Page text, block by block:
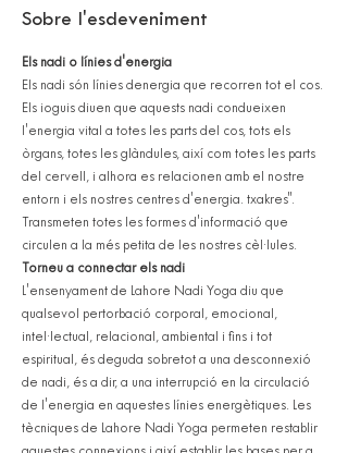
Sobre l'esdeveniment
Els nadi o línies d'energia
Els nadi són línies denergia que recorren tot el cos.
Els ioguis diuen que aquests nadi condueixen
l'energia vital a totes les parts del cos, tots els
òrgans, totes les glàndules, així com totes les parts
del cervell, i alhora es relacionen amb el nostre
entorn i els nostres centres d'energia. txakres".
Transmeten totes les formes d'informació que
circulen a la més petita de les nostres cèl·lules.
Torneu a connectar els nadi
L'ensenyament de Lahore Nadi Yoga diu que
qualsevol pertorbació corporal, emocional,
intel·lectual, relacional, ambiental i fins i tot
espiritual, és deguda sobretot a una desconnexió
de nadi, és a dir, a una interrupció en la circulació
de l'energia en aquestes línies energètiques. Les
tècniques de Lahore Nadi Yoga permeten restablir